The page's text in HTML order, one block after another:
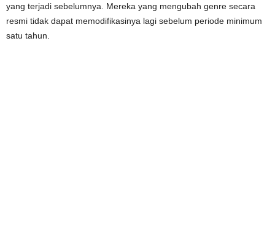
yang terjadi sebelumnya. Mereka yang mengubah genre secara
resmi tidak dapat memodifikasinya lagi sebelum periode minimum
satu tahun.